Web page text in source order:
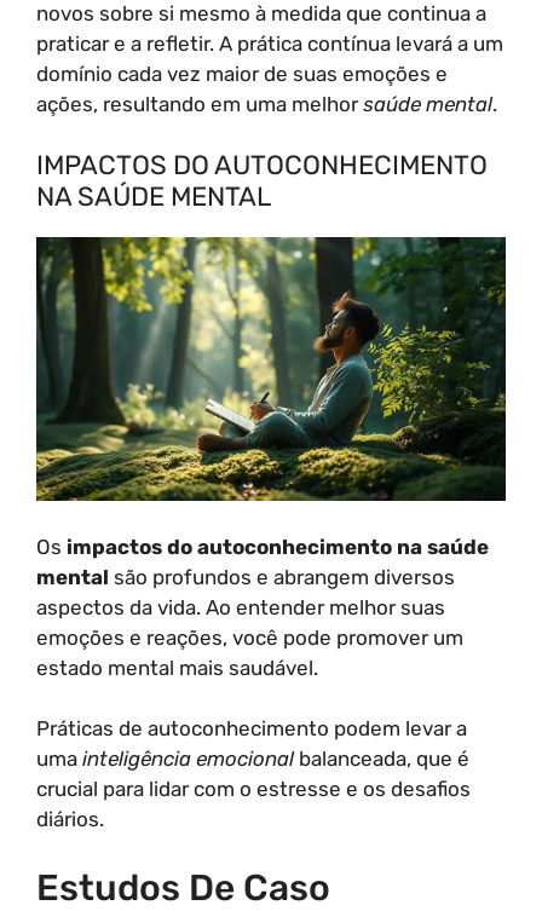
novos sobre si mesmo à medida que continua a
praticar e a refletir. A prática contínua levará a um
domínio cada vez maior de suas emoções e
ações, resultando em uma melhorsaúde mental.
IMPACTOS DO AUTOCONHECIMENTO
NA SAÚDE MENTAL
Os impactos do autoconhecimento na saúde
mental são profundos e abrangem diversos
aspectos da vida. Ao entender melhor suas
emoções e reações, você pode promover um
estado mental mais saudável.
Práticas de autoconhecimento podem levar a
uma inteligência emocionalbalanceada, que é
crucial para lidar com o estresse e os desafios
diários.
Estudos De Caso